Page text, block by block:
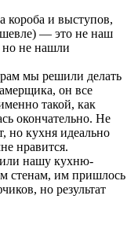
короба и выступов,
— это не наш
не нашли
мы решили делать
он все
такой, как
окончательно. Не
но кухня идеально
нравится.
нашу кухню-
стенам, им пришлось
но результат